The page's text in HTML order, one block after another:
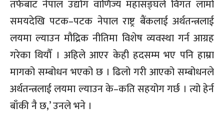
तर्फबाट नेपाल उद्योग वाणिज्य महासङ्घले विगत लामो
समयदेखि पटक–पटक नेपाल राष्ट्र बैंकलाई अर्थतन्त्रलाई
लयमा ल्याउन मौद्रिक नीतिमा विशेष व्यवस्था गर्न आग्रह
गरेका थियौँ । अहिले आएर केही हदसम्म भए पनि हाम्रा
मागको सम्बोधन भएको छ । ढिलो गरी आएको सम्बोधनले
अर्थतन्त्रलाई लयमा ल्याउन के–कति सहयोग गर्छ । त्यो हेर्न
बाँकी नै छ,’ उनले भने ।